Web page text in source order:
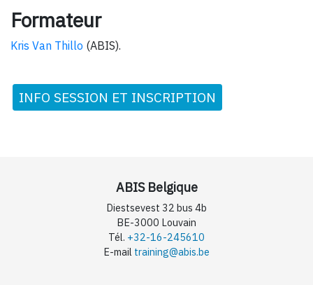
Formateur
Kris Van Thillo (ABIS).
INFO SESSION ET INSCRIPTION
ABIS Belgique
Diestsevest 32 bus 4b
BE-3000 Louvain
Tél. +32-16-245610
E-mail training@abis.be